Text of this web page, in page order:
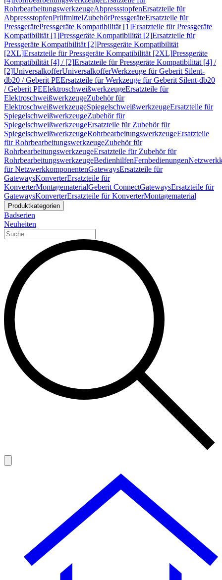
RohrbearbeitungswerkzeugeAbpressstopfenErsatzteile für
AbpressstopfenPrüfmittelZubehörPressgeräteErsatzteile für
PressgerätePressgeräte Kompatibilität [1]Ersatzteile für Pressgeräte
Kompatibilität [1]Pressgeräte Kompatibilität [2]Ersatzteile für
Pressgeräte Kompatibilität [2]Pressgeräte Kompatibilität
[2XL]Ersatzteile für Pressgeräte Kompatibilität [2XL]Pressgeräte
Kompatibilität [4] / [2]Ersatzteile für Pressgeräte Kompatibilität [4] /
[2]UniversalkofferUniversalkofferWerkzeuge für Geberit Silent-
db20 / Geberit PEErsatzteile für Werkzeuge für Geberit Silent-db20
/ Geberit PEElektroschweißwerkzeugeErsatzteile für
ElektroschweißwerkzeugeZubehör für
ElektroschweißwerkzeugeSpiegelschweißwerkzeugeErsatzteile für
SpiegelschweißwerkzeugeZubehör für
SpiegelschweißwerkzeugeErsatzteile für Zubehör für
SpiegelschweißwerkzeugeRohrbearbeitungswerkzeugeErsatzteile
für RohrbearbeitungswerkzeugeZubehör für
RohrbearbeitungswerkzeugeErsatzteile für Zubehör für
RohrbearbeitungswerkzeugeBedienhilfenFernbedienungen
für NetzwerkkomponentenGatewaysErsatzteile für
GatewaysKonverterErsatzteile für
KonverterMontagematerialGeberit ConnectGatewaysErsatzteile für
GatewaysKonverterErsatzteile für KonverterMontagematerial
Produktkategorien
Badserien
Neuheiten